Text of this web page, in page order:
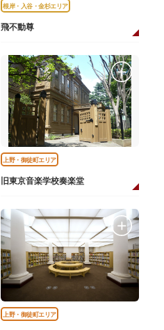
根岸・入谷・金杉エリア
飛不動尊
上野・御徒町エリア
旧東京音楽学校奏楽堂
上野・御徒町エリア